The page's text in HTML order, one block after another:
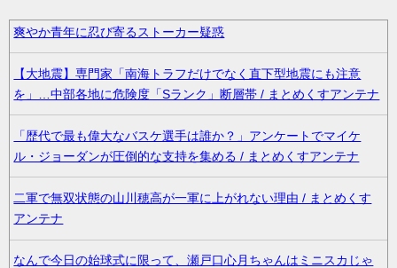
爽やか青年に忍び寄るストーカー疑惑
【大地震】専門家「南海トラフだけでなく直下型地震にも注意
を」…中部各地に危険度「Sランク」断層帯 / まとめくすアンテナ
「歴代で最も偉大なバスケ選手は誰か？」アンケートでマイケ
ル・ジョーダンが圧倒的な支持を集める / まとめくすアンテナ
二軍で無双状態の山川穂高が一軍に上がれない理由 / まとめくす
アンテナ
なんで今日の始球式に限って、瀬戸口心月ちゃんはミニスカじゃ